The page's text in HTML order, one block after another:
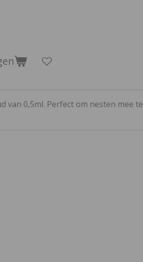
van 0,5ml. Perfect om nesten mee te